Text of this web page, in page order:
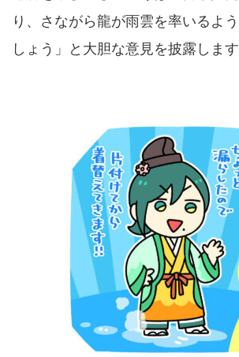
り、さながら龍が雨雲を率いるよ
しょう」と大胆な意見を披露します